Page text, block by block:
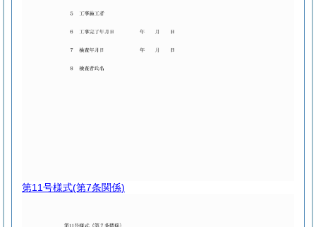
第11号様式(第7条関係)